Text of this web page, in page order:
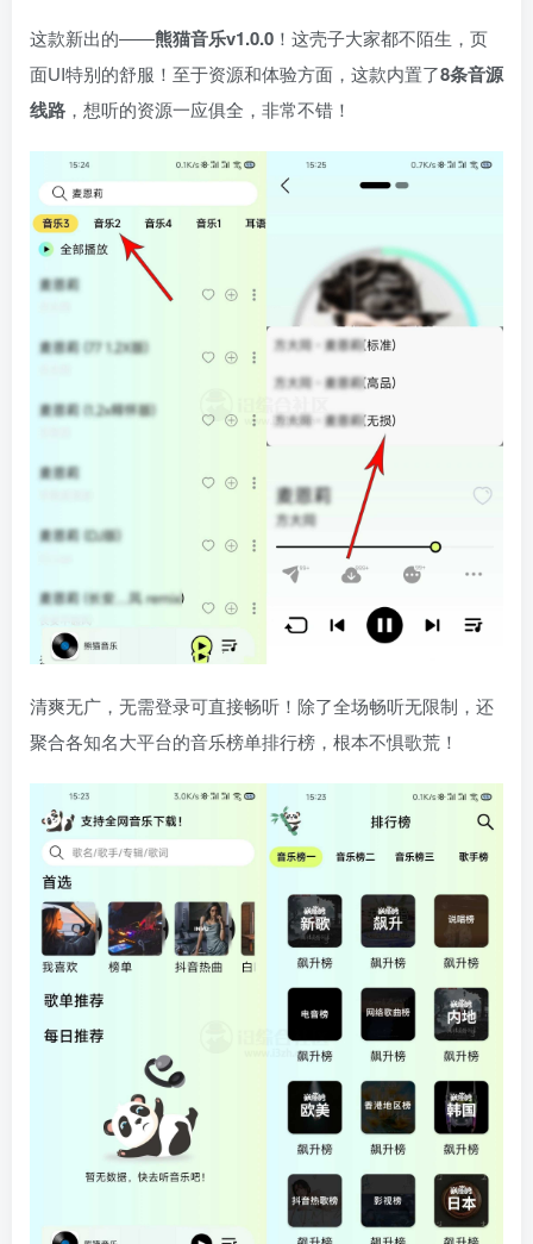
这款新出的——熊猫音乐v1.0.0 ！这壳子大家都不陌生，页
面UI特别的舒服！至于资源和体验方面，这款内置了8条音源
线路 ，想听的资源一应俱全，非常不错！
清爽无广，无需登录可直接畅听！除了全场畅听无限制，还
聚合各知名大平台的音乐榜单排行榜，根本不惧歌荒！